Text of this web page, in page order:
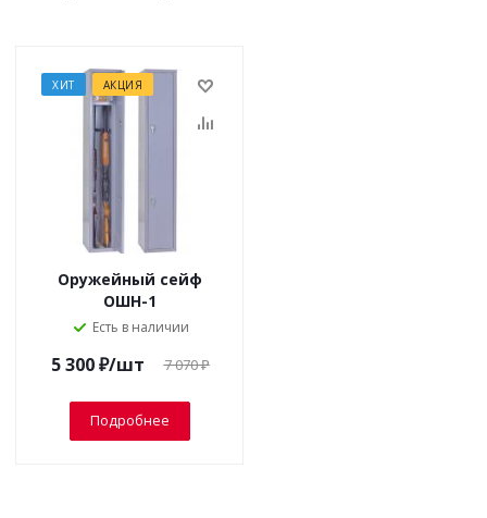
ХИТ АКЦИЯ
Оружейный сейф
ОШН-1
Есть в наличии
5 300₽/шт 7 070₽
Подробнее